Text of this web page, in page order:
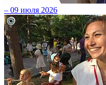
– 09 июля 2026